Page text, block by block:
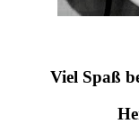
Viel Spaß